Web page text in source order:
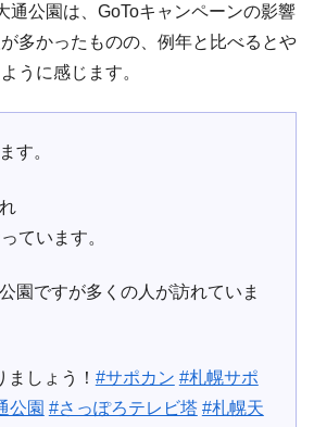
通公園は、GoToキャンペーンの影響
多かったものの、例年と比べるとや
うに感じます。
す。
ています。
園ですが多くの人が訪れていま
しょう！ #サポカン #札幌サポ
公園 #さっぽろテレビ塔 #札幌天